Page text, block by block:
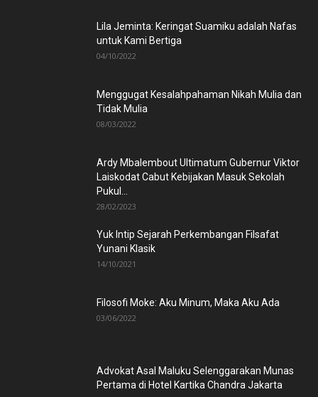
Lila Jeminta: Keringat Suamiku adalah Nafas
untuk Kami Bertiga
04/10/2022
Menggugat Kesalahpahaman Nikah Mulia dan
Tidak Mulia
08/03/2022
Ardy Mbalembout Ultimatum Gubernur Viktor
Laiskodat Cabut Kebijakan Masuk Sekolah
Pukul...
28/02/2023
Yuk Intip Sejarah Perkembangan Filsafat
Yunani Klasik
14/10/2021
Filosofi Moke: Aku Minum, Maka Aku Ada
03/06/2022
Advokat Asal Maluku Selenggarakan Munas
Pertama di Hotel Kartika Chandra Jakarta